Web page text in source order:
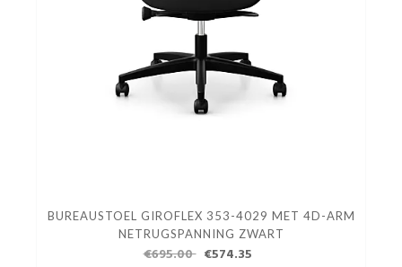
BUREAUSTOEL GIROFLEX 353-4029 MET 4D-ARM
NETRUGSPANNING ZWART
€695.00 €574.35